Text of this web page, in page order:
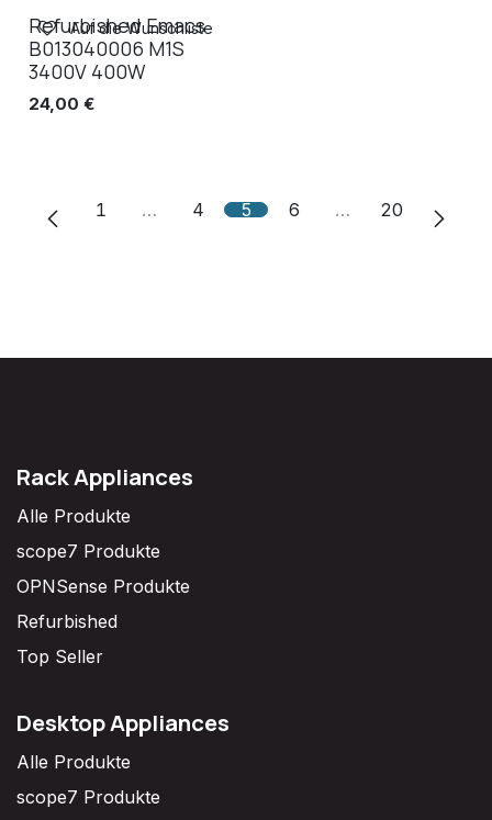
Refurbished Emacs
B013040006 M1S
3400V 400W
24,00 €
Auf die Wunschliste
1 … 4 5 6 … 20
Rack Appliances
Alle Produkte
scope7 Produkte
OPNSense Produkte
Refurbished
Top Seller
Desktop Appliances
Alle Produkte
scope7 Produkte